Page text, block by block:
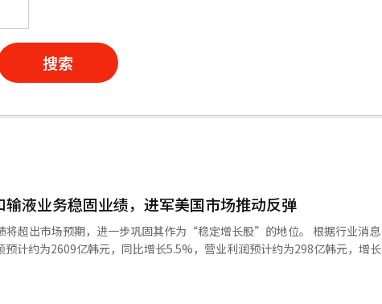
搜索
液业务稳固业绩，进军美国市场推动反弹
场预期，进一步巩固其作为“稳定增长股”的地位。 根据行业消息，HK
计约为2609亿韩元，同比增长5.5%，营业利润预计约为298亿韩元，增长
疗药物“K-Cab”。尽管市场竞